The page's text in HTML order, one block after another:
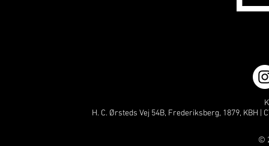
H. C. Ørsteds Vej 54B, Frederiksberg, 1879, KBH |
©